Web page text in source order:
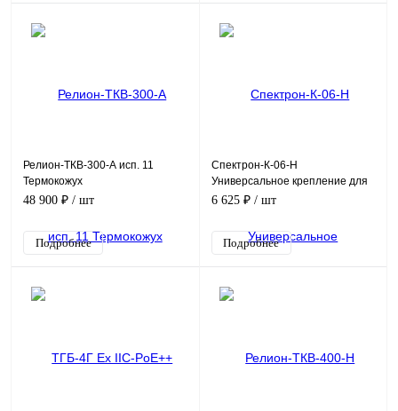
Релион-ТКВ-300-А исп. 11
Термокожух
взрывозащищенный
48 900 ₽ / шт
Подробнее
Спектрон-К-06-Н
Универсальное крепление для
монтажа извещателей
Релион
6 625 ₽ / шт
Подробнее